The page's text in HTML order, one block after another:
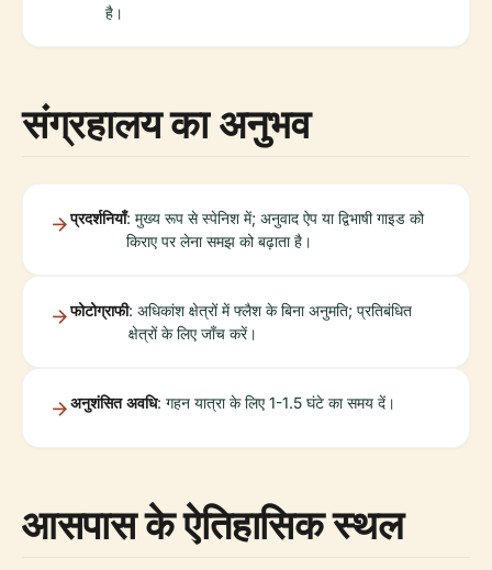
है।
संग्रहालय का अनुभव
प्रदर्शनियाँ: मुख्य रूप से स्पेनिश में; अनुवाद ऐप या द्विभाषी गाइड को
किराए पर लेना समझ को बढ़ाता है।
फोटोग्राफी: अधिकांश क्षेत्रों में फ्लैश के बिना अनुमति; प्रतिबंधित
क्षेत्रों के लिए जाँच करें।
अनुशंसित अवधि: गहन यात्रा के लिए 1-1.5 घंटे का समय दें।
आसपास के ऐतिहासिक स्थल